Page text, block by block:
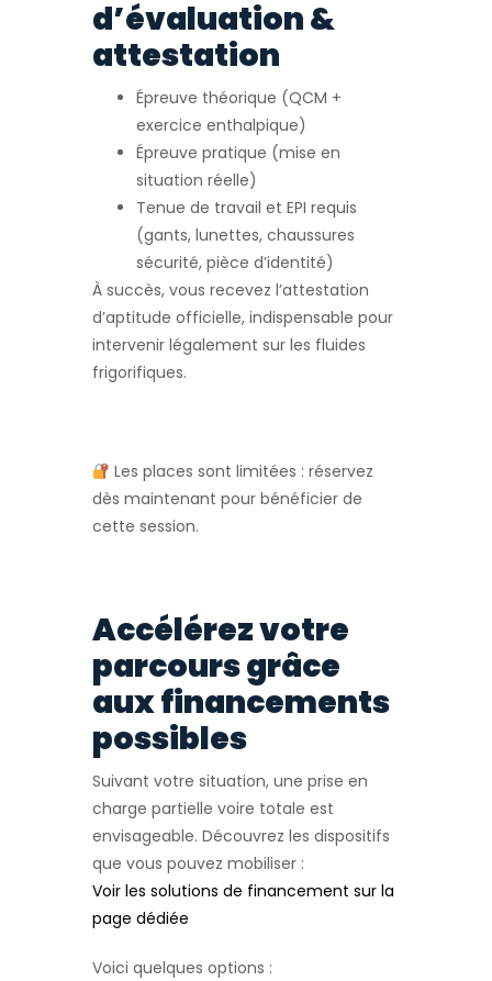
d’évaluation &
attestation
Épreuve théorique (QCM +
exercice enthalpique)
Épreuve pratique (mise en
situation réelle)
Tenue de travail et EPI requis
(gants, lunettes, chaussures
sécurité, pièce d’identité)
À succès, vous recevez l’attestation
d’aptitude officielle, indispensable pour
intervenir légalement sur les fluides
frigorifiques.
Les places sont limitées : réservez
dès maintenant pour bénéficier de
cette session.
Accélérez votre
parcours grâce
aux financements
possibles
Suivant votre situation, une prise en
charge partielle voire totale est
envisageable. Découvrez les dispositifs
que vous pouvez mobiliser :
Voir les solutions de financement sur la
page dédiée
Voici quelques options :